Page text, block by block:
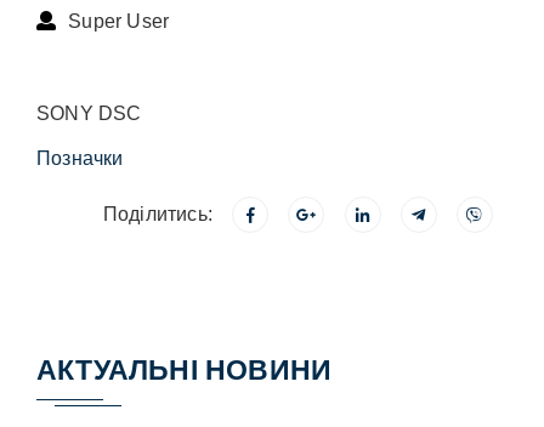
Super User
SONY DSC
Позначки
Поділитись:
АКТУАЛЬНІ НОВИНИ